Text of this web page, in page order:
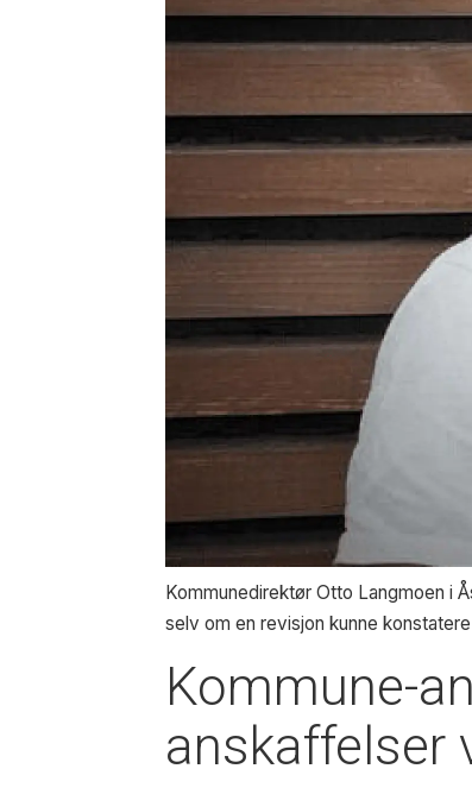
Kommunedirektør Otto Langmoen i
selv om en revisjon kunne
Kommune-
anskaffelser